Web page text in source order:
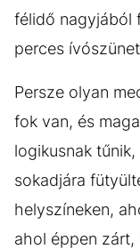
félidő nagyjából
perces
Persze olyan
fok van, és
logikusnak
sokadjára
helyszíneken,
ahol éppen